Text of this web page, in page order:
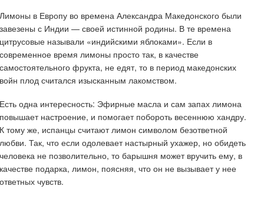
Лимоны в Европу во времена Александра Македонского были
завезены с Индии — своей истинной родины. В те времена
цитрусовые называли «индийскими яблоками». Если в
современное время лимоны просто так, в качестве
самостоятельного фрукта, не едят, то в период македонских
войн плод считался изысканным лакомством.
Есть одна интересность: Эфирные масла и сам запах лимона
повышает настроение, и помогает побороть весеннюю хандру.
К тому же, испанцы считают лимон символом безответной
любви. Так, что если одолевает настырный ухажер, но обидеть
человека не позволительно, то барышня может вручить ему, в
качестве подарка, лимон, поясняя, что он не вызывает у нее
ответных чувств.